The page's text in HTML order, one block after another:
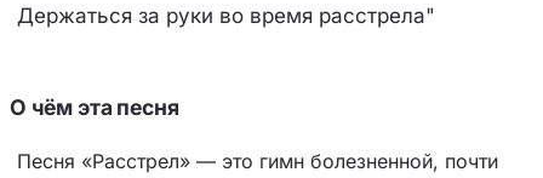
Держаться за руки во время расстрела"
О чём эта песня
Песня «Расстрел» — это гимн болезненной, почти